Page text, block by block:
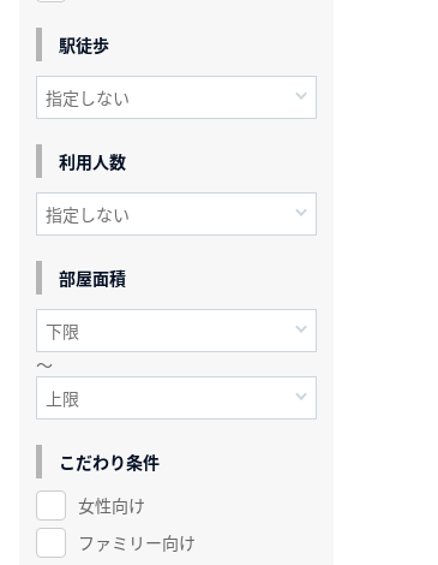
駅徒歩
利用人数
部屋面積
～
こだわり条件
女性向け
ファミリー向け